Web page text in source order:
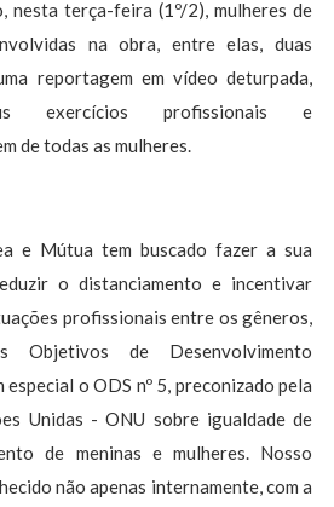
nesta terça-feira (1º/2), mulheres de
na obra, entre elas, duas
reportagem em vídeo deturpada,
exercícios profissionais e
de todas as mulheres.
e Mútua tem buscado fazer a sua
o distanciamento e incentivar
profissionais entre os gêneros,
Objetivos de Desenvolvimento
o ODS nº 5, preconizado pela
Unidas - ONU sobre igualdade de
de meninas e mulheres. Nosso
não apenas internamente, com a